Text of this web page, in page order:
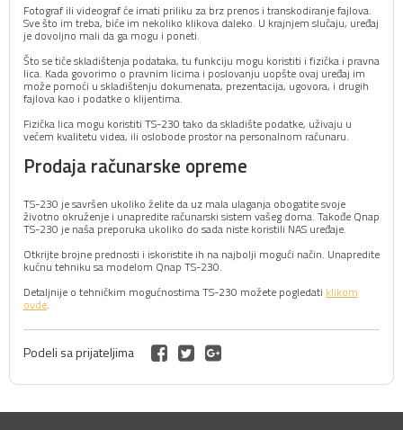
Fotograf ili videograf će imati priliku za brz prenos i transkodiranje fajlova.
Sve što im treba, biće im nekoliko klikova daleko. U krajnjem slučaju, uređaj
je dovoljno mali da ga mogu i poneti.
Što se tiče skladištenja podataka, tu funkciju mogu koristiti i fizička i pravna
lica. Kada govorimo o pravnim licima i poslovanju uopšte ovaj uređaj im
može pomoći u skladištenju dokumenata, prezentacija, ugovora, i drugih
fajlova kao i podatke o klijentima.
Fizička lica mogu koristiti TS-230 tako da skladište podatke, uživaju u
većem kvalitetu videa, ili oslobode prostor na personalnom računaru.
Prodaja računarske opreme
TS-230 je savršen ukoliko želite da uz mala ulaganja obogatite svoje
životno okruženje i unapredite računarski sistem vašeg doma. Takođe Qnap
TS-230 je naša preporuka ukoliko do sada niste koristili NAS uređaje.
Otkrijte brojne prednosti i iskoristite ih na najbolji mogući način. Unapredite
kućnu tehniku sa modelom Qnap TS-230.
Detaljnije o tehničkim mogućnostima TS-230 možete pogledati klikom
ovde.
Podeli sa prijateljima